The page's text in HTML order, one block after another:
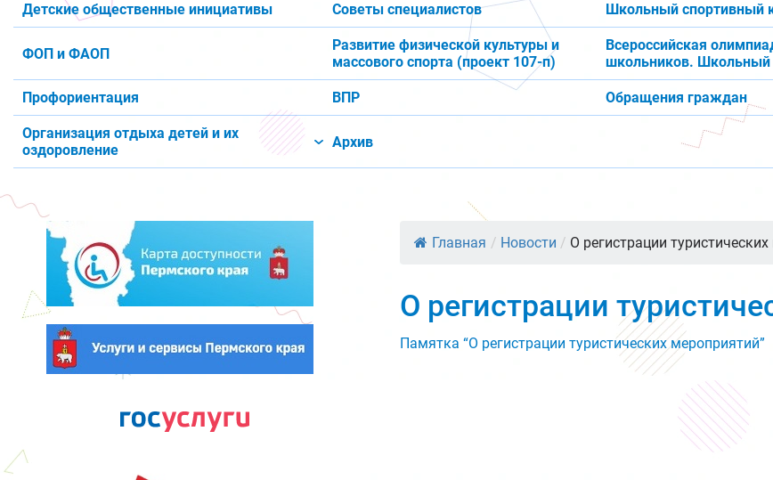
Детские общественные инициативы Советы специалистов Школьный спортивный
ФОП и ФАОП
Развитие физической культуры и
массового спорта (проект 107-п)
Всероссийская
школьников. Школьный
Профориентация ВПР Обращения граждан
Организация отдыха детей и их
оздоровление
Архив
Главная / Новости / О регистрации
О регистрации
Памятка “О регистрации туристических мероприятий”